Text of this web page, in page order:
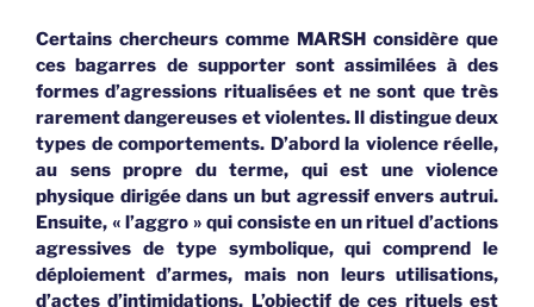
Certains chercheurs comme MARSH considère que
ces bagarres de supporter sont assimilées à des
formes d’agressions ritualisées et ne sont que très
rarement dangereuses et violentes. Il distingue deux
types de comportements. D’abord la violence réelle,
au sens propre du terme, qui est une violence
physique dirigée dans un but agressif envers autrui.
Ensuite, « l’aggro » qui consiste en un rituel d’actions
agressives de type symbolique, qui comprend le
déploiement d’armes, mais non leurs utilisations,
d’actes d’intimidations. L’objectif de ces rituels est